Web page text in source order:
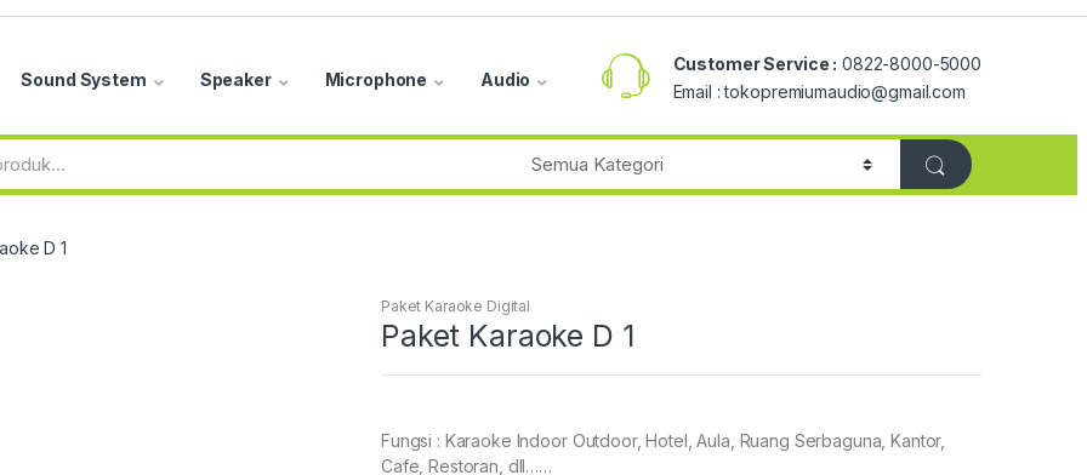
Sound System Speaker Microphone Audio
Customer Service : 0822-8000-5000
Email : tokopremiumaudio@gmail.com
D 1
Paket Karaoke Digital
Paket Karaoke D 1
Fungsi : Karaoke Indoor Outdoor, Hotel, Aula, Ruang Serbaguna, Kantor,
Cafe, Restoran, dll……